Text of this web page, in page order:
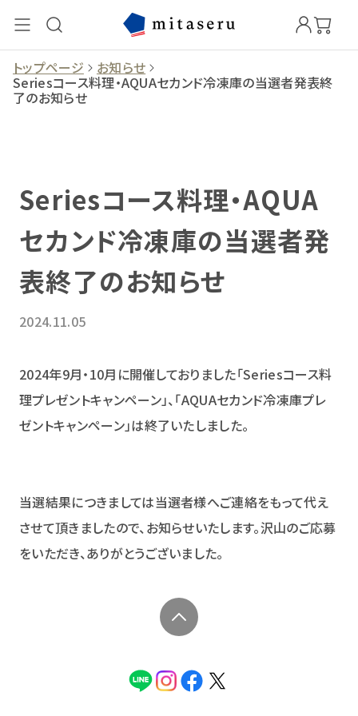
トップページ お知らせ
Seriesコース料理・AQUAセカンド冷凍庫の当選者発表終
了のお知らせ
Seriesコース料理・AQUA
セカンド冷凍庫の当選者発
表終了のお知らせ
2024.11.05
2024年9月・10月に開催しておりました「Seriesコース料
理プレゼントキャンペーン」、「AQUAセカンド冷凍庫プレ
ゼントキャンペーン」は終了いたしました。
当選結果につきましては当選者様へご連絡をもって代え
させて頂きましたので、お知らせいたします。沢山のご応募
をいただき、ありがとうございました。